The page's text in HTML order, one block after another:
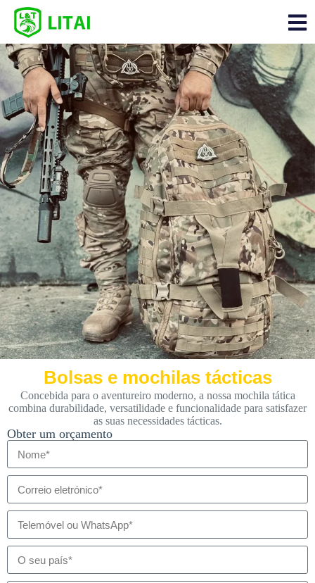
Bolsas e mochilas tácticas
Concebida para o aventureiro moderno, a nossa mochila tática
combina durabilidade, versatilidade e funcionalidade para satisfazer
as suas necessidades tácticas.
Obter um orçamento